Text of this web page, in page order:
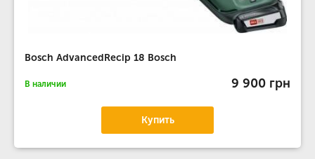
Bosch AdvancedRecip 18 Bosch
В наличии 9 900 грн
Купить